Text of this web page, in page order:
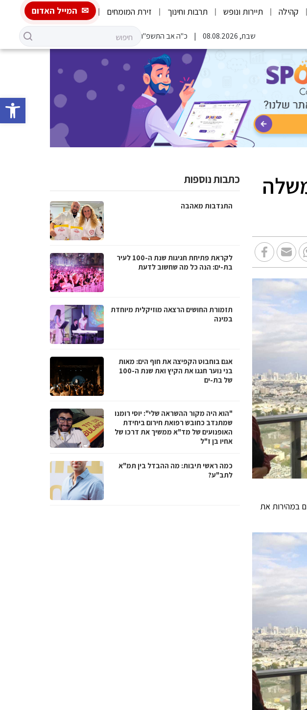
פתח
קהילה תיירות ונופש תרבות וחינוך זירת המומחים המייל האדום
שבת, 08.08.2026 כ"ה אב התשפ"ו
במהירות את
כתבות נוספות
התנדבות מאהבה
לקראת פתיחת חגיגות שנת ה-100 לעיר
בת-ים: הנה כל מה שחשוב לדעת
תזמורת החושים הרצאה מוזיקלית מיוחדת
במינה
אגם בוחבוט הקפיצה את חוף הים: מאות
בני נוער חגגו את הקיץ ואת שנת ה-100
של בת-ים
"הוא היה מקור ההשראה שלי": יוסי רומנו
שמתנדב כחובש רפואת חירום ביחידת
האופנועים של מד"א ממשיך את דרכו של
אחיו בן ז"ל
כמה ראשי תיבות: מה ההבדל בין תמ"א
לתב"ע?